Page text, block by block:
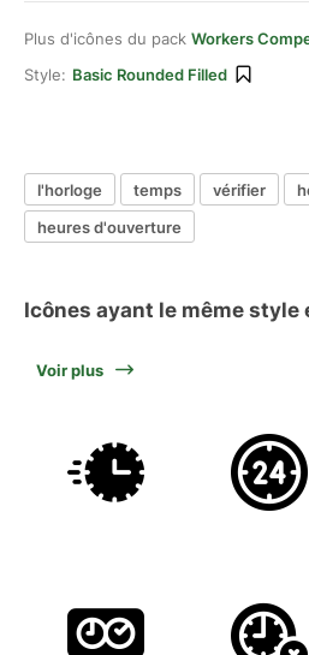
Plus d'icônes du pack Workers
Style: Basic Rounded Filled
l'horloge temps vérifier
heures d'ouverture
Icônes ayant le même style
Voir plus